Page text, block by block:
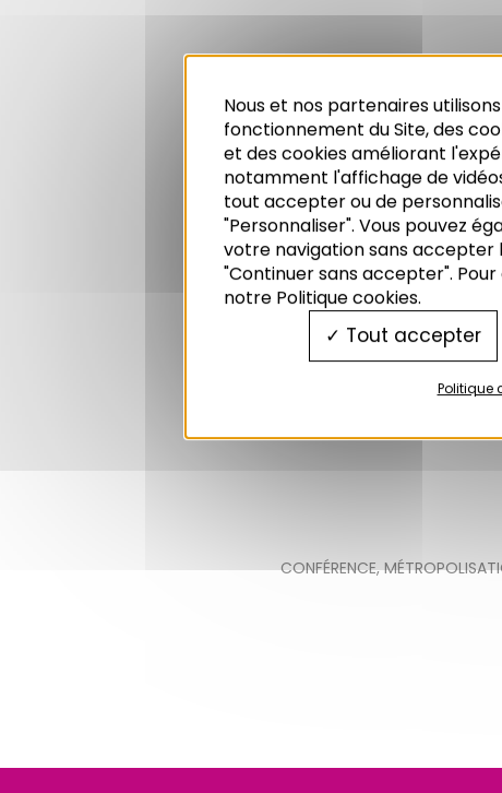
CONFÉRENCE,
Nous et nos partenaires
fonctionnement du Site, des
et des cookies améliorant
notamment l'affichage de
tout accepter ou de
"Personnaliser". Vous pouvez
votre navigation sans accepter
"Continuer sans accepter".
notre Politique cookies.
Tout accepter
Politique